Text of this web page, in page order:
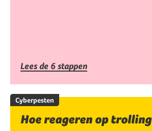
Lees de 6 stappen
Cyberpesten
Hoe reageren op trolling